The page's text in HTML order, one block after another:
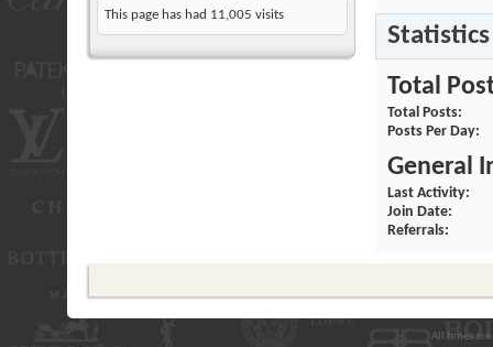
This page has had 11,005 visits
Statistics
Total
Total Posts
Posts Per Day
General
Last Activity
Join Date
Referrals
All times